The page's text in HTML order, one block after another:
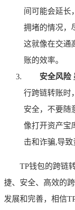
间可能会延长
拥堵的情况，
这就像在交通
账的效率。
安全风险
行跨链转账时
安全，不要随
像打开资产宝
击和诈骗,导致
TP钱包的跨链
捷、安全、高效的
发展和完善，相信